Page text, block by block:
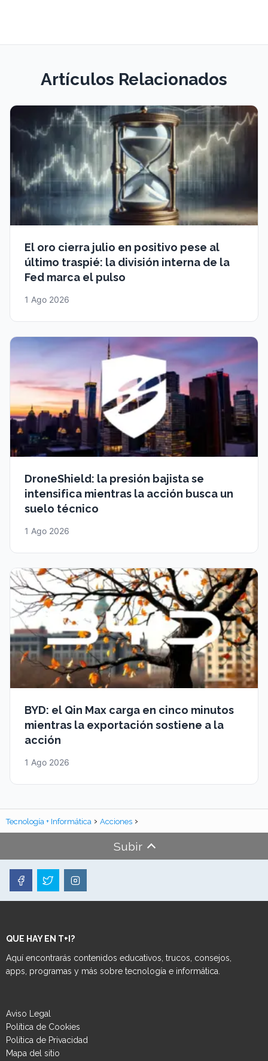
Artículos Relacionados
El oro cierra julio en positivo pese al
último traspié: la división interna de la
Fed marca el pulso
1 Ago 2026
DroneShield: la presión bajista se
intensifica mientras la acción busca un
suelo técnico
1 Ago 2026
BYD: el Qin Max carga en cinco minutos
mientras la exportación sostiene a la
acción
1 Ago 2026
Tecnología + Informática Acciones
Subir
QUE HAY EN T+I?
Aquí encontrarás contenidos educativos, trucos, consejos,
apps, programas y más sobre tecnología e informática.
Aviso Legal
Política de Cookies
Política de Privacidad
Mapa del sitio